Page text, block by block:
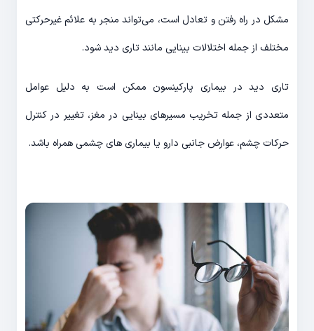
مشکل در راه رفتن و تعادل است، می‌تواند منجر به علائم غیرحرکتی
مختلف از جمله اختلالات بینایی مانند تاری دید شود.
تاری دید در بیماری پارکینسون ممکن است به دلیل عوامل
متعددی از جمله تخریب مسیرهای بینایی در مغز، تغییر در کنترل
حرکات چشم، عوارض جانبی دارو یا بیماری های چشمی همراه باشد.